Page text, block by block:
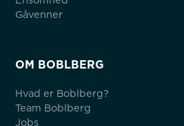
Gåvenner
OM BOBLBERG
Hvad er Boblberg?
Team Boblberg
Jobs